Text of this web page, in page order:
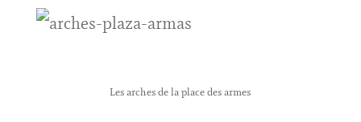
Les arches de la place des armes